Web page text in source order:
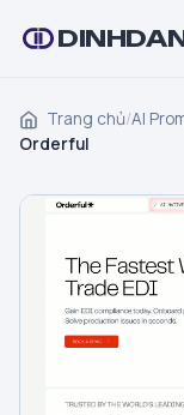
Trang chủ/AI
Orderful